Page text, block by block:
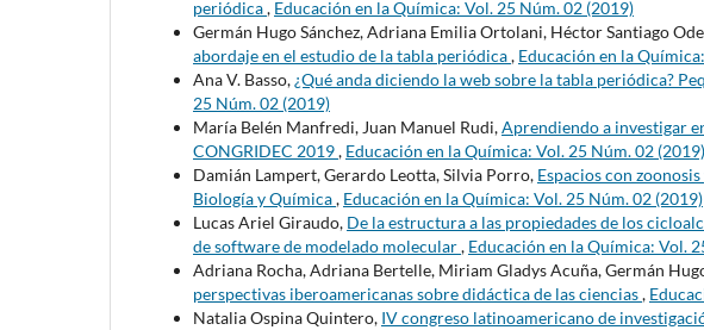
periódica, Educación en la Química: Vol. 25 Núm. 02 (2019)
Germán Hugo Sánchez, Adriana Emilia Ortolani, Héctor Santiago
abordaje en el estudio de la tabla periódica, Educación en la
Ana V. Basso,¿Qué anda diciendo la web sobre la tabla periódica?
25 Núm. 02 (2019)
María Belén Manfredi, Juan Manuel Rudi,Aprendiendo a investigar
CONGRIDEC 2019, Educación en la Química: Vol. 25 Núm. 02 (2019)
Damián Lampert, Gerardo Leotta, Silvia Porro, Espacios con
Biología y Química, Educación en la Química: Vol. 25 Núm. 02 (2019)
Lucas Ariel Giraudo, De la estructura a las propiedades de los
de software de modelado molecular, Educación en la Química: Vol.
Adriana Rocha, Adriana Bertelle, Miriam Gladys Acuña, Germán
perspectivas iberoamericanas sobre didáctica de las ciencias,
Natalia Ospina Quintero, IV congreso latinoamericano de